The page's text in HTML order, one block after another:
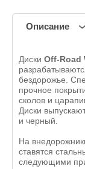
Описание
Диски Off-Road
бездорожье.
прочное
сколов и
Диски
и черный.
На
ставятся
следующими